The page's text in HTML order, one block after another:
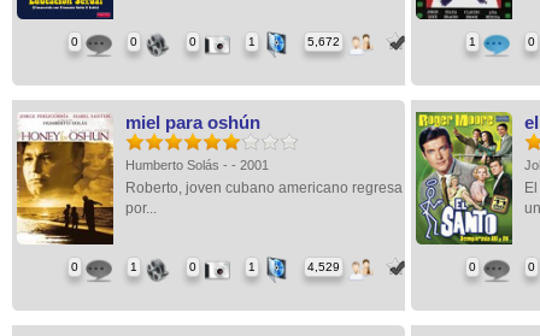
0 0 0 1 5,672 1 0
miel para oshún
Humberto Solás - - 2001
Roberto, joven cubano americano regresa
por...
0 1 0 1 4,529 0 0